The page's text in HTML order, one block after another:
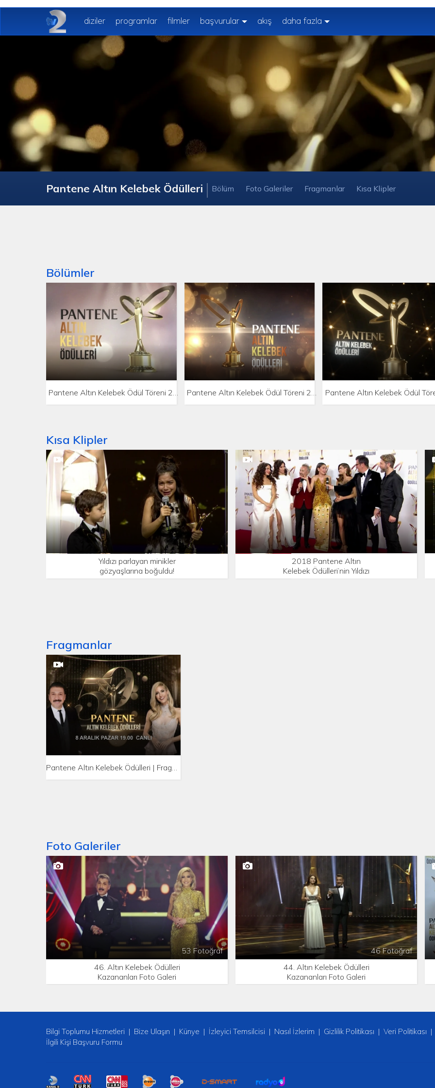
diziler programlar filmler başvurular akış daha fazla
Pantene Altın Kelebek Ödülleri Bölüm Foto Galeriler Fragmanlar Kısa Klipler
Bölümler
Pantene Altın Kelebek Ödül Töreni 2017 Pantene Altın Kelebek Ödül Töreni 2018
Kısa Klipler
Yıldızı parlayan minikler
gözyaşlarına boğuldu!
2018 Pantene Altın
Kelebek Ödülleri’nin Yıldızı
Fragmanlar
Pantene Altın Kelebek Ödülleri | Fragman
Foto Galeriler
53 Fotoğraf
46. Altın Kelebek Ödülleri
Kazananları Foto Galeri
46 Fotoğraf
44. Altın Kelebek Ödülleri
Kazananları Foto Galeri
Bilgi Toplumu Hizmetleri Bize Ulaşın Künye İzleyici Temsilcisi Nasıl İzlerim Gizlilik Politikası
Veri Politikası
İlgili Kişi Başvuru Formu